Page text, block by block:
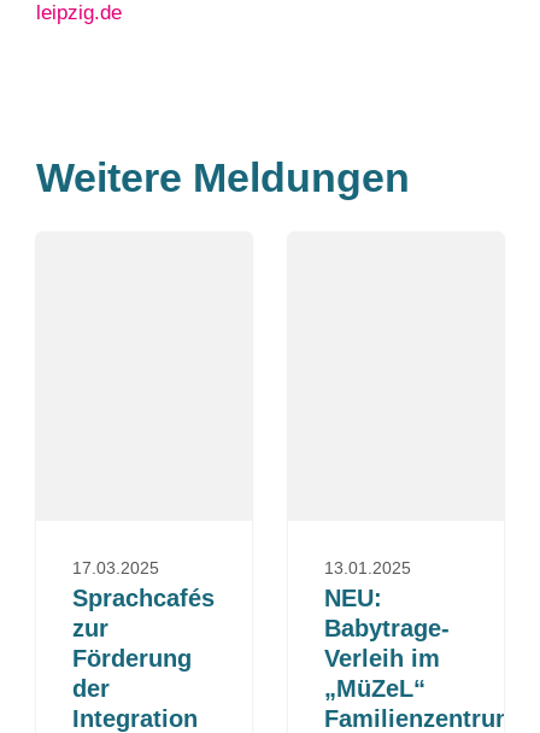
leipzig.de
Weitere Meldungen
17.03.2025
Sprachcafés
zur
Förderung
der
Integration
13.01.2025
NEU:
Babytrage-
Verleih im
„MüZeL“
Familienzentrum